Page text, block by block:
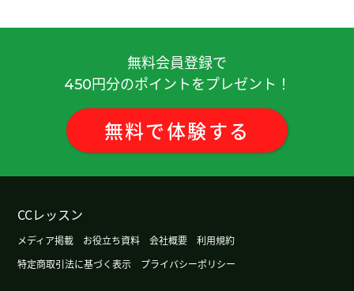
吧。我衷心祝願你能夠一點一滴地好起來。
我也聊得非常开心！跟您聊天总是很轻松、很有意
思。 以后我会继续努力学习中文，也期待跟您聊更
多有意思的话题。( 男性 )
昨天玩得开心就好。 希望以后你们能有更多一起出
葵老师，谢谢。我也很开心和您一起学习。您要注
意身体。休息休息吧。下次见了！( 50代 男性 )
無料会員登録で
450円分のポイントをプレゼント！
無料で体験する
CCレッスン
メディア掲載 お役立ち資料 会社概要
利用規約
特定商取引法に基づく表示
プライバシーポリシー